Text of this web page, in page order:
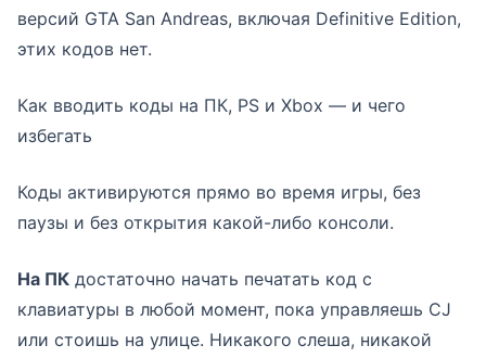
версий GTA San Andreas, включая Definitive Edition,
этих кодов нет.
Как вводить коды на ПК, PS и Xbox — и чего
избегать
Коды активируются прямо во время игры, без
паузы и без открытия какой-либо консоли.
На ПК достаточно начать печатать код с
клавиатуры в любой момент, пока управляешь CJ
или стоишь на улице. Никакого слеша, никакой